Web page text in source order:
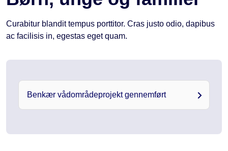
Curabitur blandit tempus porttitor. Cras justo odio, dapibus
ac facilisis in, egestas eget quam.
Benkær vådområdeprojekt gennemført